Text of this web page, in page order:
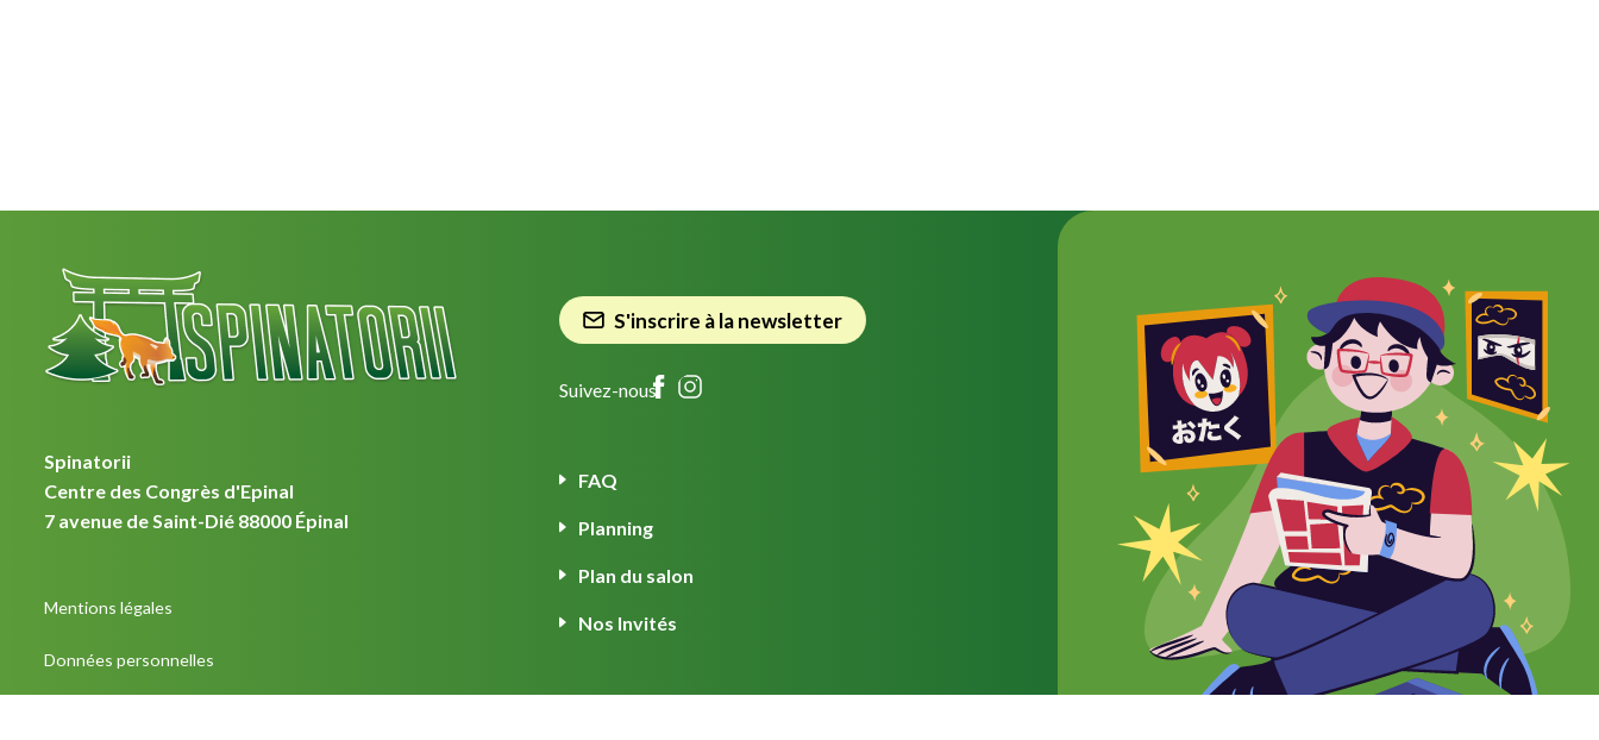
Spinatorii
Centre des Congrès d'Epinal
7 avenue de Saint-Dié 88000 Épinal
Mentions légales
Données personnelles
S'inscrire à la newsletter
Suivez-nous
FAQ
Planning
Plan du salon
Nos Invités